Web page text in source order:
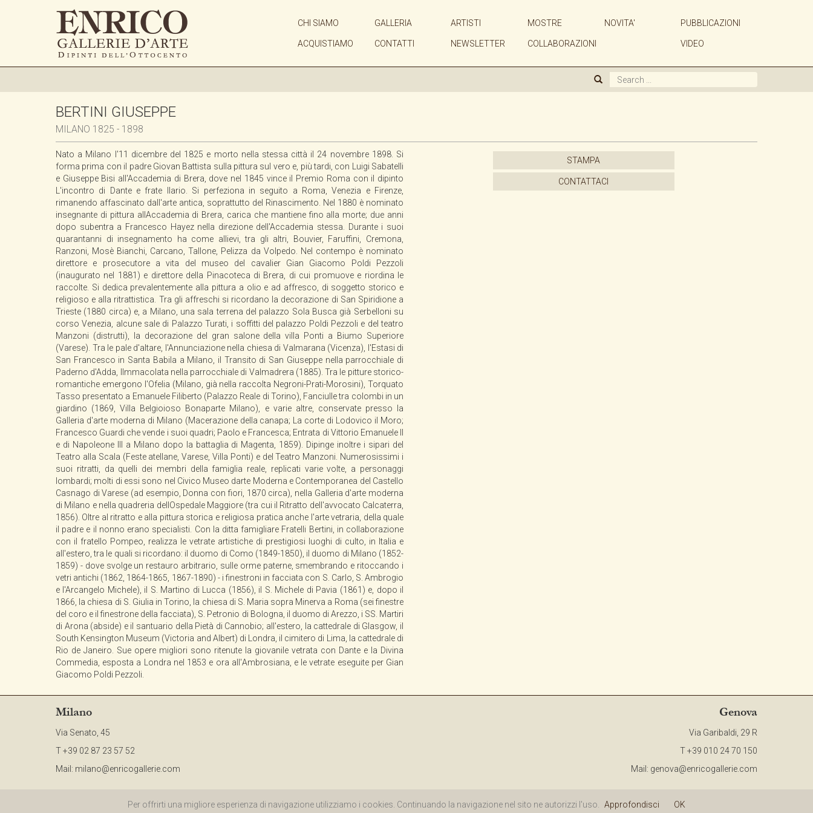
CHI SIAMO GALLERIA ARTISTI MOSTRE NOVITA' PUBBLICAZIONI
ACQUISTIAMO CONTATTI NEWSLETTER COLLABORAZIONI VIDEO
BERTINI GIUSEPPE
MILANO 1825 - 1898
Nato a Milano l'11 dicembre del 1825 e morto nella stessa città il 24 novembre 1898. Si
forma prima con il padre Giovan Battista sulla pittura sul vero e, più tardi, con Luigi Sabatelli
e Giuseppe Bisi all'Accademia di Brera, dove nel 1845 vince il Premio Roma con il dipinto
L'incontro di Dante e frate Ilario. Si perfeziona in seguito a Roma, Venezia e Firenze,
rimanendo affascinato dall'arte antica, soprattutto del Rinascimento. Nel 1880 è nominato
insegnante di pittura allAccademia di Brera, carica che mantiene fino alla morte; due anni
dopo subentra a Francesco Hayez nella direzione dell'Accademia stessa. Durante i suoi
quarantanni di insegnamento ha come allievi, tra gli altri, Bouvier, Faruffini, Cremona,
Ranzoni, Mosè Bianchi, Carcano, Tallone, Pelizza da Volpedo. Nel contempo è nominato
direttore e prosecutore a vita del museo del cavalier Gian Giacomo Poldi Pezzoli
(inaugurato nel 1881) e direttore della Pinacoteca di Brera, di cui promuove e riordina le
raccolte. Si dedica prevalentemente alla pittura a olio e ad affresco, di soggetto storico e
religioso e alla ritrattistica. Tra gli affreschi si ricordano la decorazione di San Spiridione a
Trieste (1880 circa) e, a Milano, una sala terrena del palazzo Sola Busca già Serbelloni su
corso Venezia, alcune sale di Palazzo Turati, i soffitti del palazzo Poldi Pezzoli e del teatro
Manzoni (distrutti), la decorazione del gran salone della villa Ponti a Biumo Superiore
(Varese). Tra le pale d'altare, l'Annunciazione nella chiesa di Valmarana (Vicenza), l'Estasi di
San Francesco in Santa Babila a Milano, il Transito di San Giuseppe nella parrocchiale di
Paderno d'Adda, lImmacolata nella parrocchiale di Valmadrera (1885). Tra le pitture storico-
romantiche emergono l'Ofelia (Milano, già nella raccolta Negroni-Prati-Morosini), Torquato
Tasso presentato a Emanuele Filiberto (Palazzo Reale di Torino), Fanciulle tra colombi in un
giardino (1869, Villa Belgioioso Bonaparte Milano), e varie altre, conservate presso la
Galleria d'arte moderna di Milano (Macerazione della canapa; La corte di Lodovico il Moro;
Francesco Guardi che vende i suoi quadri; Paolo e Francesca; Entrata di Vittorio Emanuele II
e di Napoleone III a Milano dopo la battaglia di Magenta, 1859). Dipinge inoltre i sipari del
Teatro alla Scala (Feste atellane, Varese, Villa Ponti) e del Teatro Manzoni. Numerosissimi i
suoi ritratti, da quelli dei membri della famiglia reale, replicati varie volte, a personaggi
lombardi; molti di essi sono nel Civico Museo darte Moderna e Contemporanea del Castello
Casnago di Varese (ad esempio, Donna con fiori, 1870 circa), nella Galleria d'arte moderna
di Milano e nella quadreria dellOspedale Maggiore (tra cui il Ritratto dell'avvocato Calcaterra,
1856). Oltre al ritratto e alla pittura storica e religiosa pratica anche l'arte vetraria, della quale
il padre e il nonno erano specialisti. Con la ditta famigliare Fratelli Bertini, in collaborazione
con il fratello Pompeo, realizza le vetrate artistiche di prestigiosi luoghi di culto, in Italia e
all'estero, tra le quali si ricordano: il duomo di Como (1849-1850), il duomo di Milano (1852-
1859) - dove svolge un restauro arbitrario, sulle orme paterne, smembrando e ritoccando i
vetri antichi (1862, 1864-1865, 1867-1890) - i finestroni in facciata con S. Carlo, S. Ambrogio
e l'Arcangelo Michele), il S. Martino di Lucca (1856), il S. Michele di Pavia (1861) e, dopo il
1866, la chiesa di S. Giulia in Torino, la chiesa di S. Maria sopra Minerva a Roma (sei finestre
del coro e il finestrone della facciata), S. Petronio di Bologna, il duomo di Arezzo, i SS. Martiri
di Arona (abside) e il santuario della Pietà di Cannobio; all'estero, la cattedrale di Glasgow, il
South Kensington Museum (Victoria and Albert) di Londra, il cimitero di Lima, la cattedrale di
Rio de Janeiro. Sue opere migliori sono ritenute la giovanile vetrata con Dante e la Divina
Commedia, esposta a Londra nel 1853 e ora all'Ambrosiana, e le vetrate eseguite per Gian
Giacomo Poldi Pezzoli.
STAMPA
CONTATTACI
Milano
Via Senato, 45
T +39 02 87 23 57 52
Mail: milano@enricogallerie.com
Genova
Via Garibaldi, 29 R
T +39 010 24 70 150
Mail: genova@enricogallerie.com
©2015 ENRICO Gallerie d'Arte - All Right Reserved - P.IVA 00985970094 | Privacy Policy Cookie Policy Site Map
CHI SIAMO
GALLERIA
MOSTRE
Per offrirti una migliore esperienza di navigazione utilizziamo i cookies. Continuando la navigazione nel sito ne autorizzi l'uso. Approfondisci OK